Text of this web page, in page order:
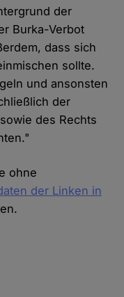
der
Burka-Verbot
dass sich
sollte.
und ansonsten
der
des Rechts
ohne
der Linken in